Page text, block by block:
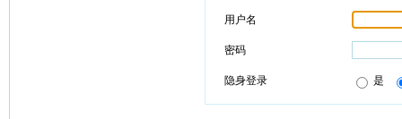
用户名
密码
隐身登录 是